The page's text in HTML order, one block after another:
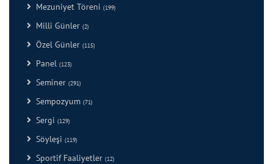
Mezuniyet Töreni (199)
Milli Günler (2)
Özel Günler (115)
Panel (123)
Seminer (291)
Sempozyum (71)
Sergi (129)
Söyleşi (119)
Sportif Faaliyetler (12)